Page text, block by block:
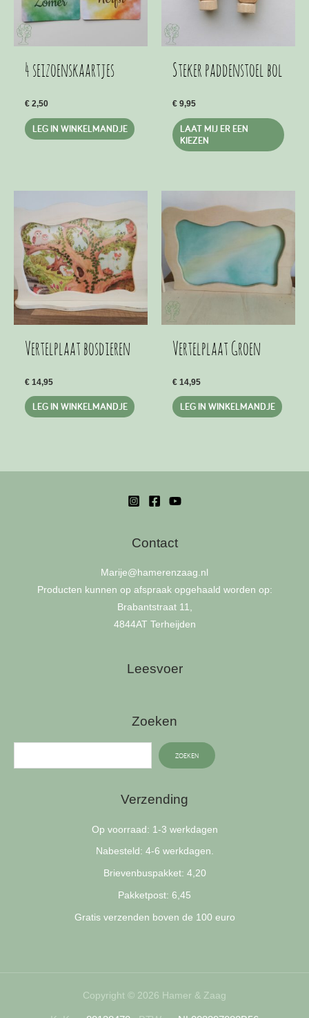
4 seizoenskaartjes
€ 2,50
LEG IN WINKELMANDJE
Steker paddenstoel bol
€ 9,95
LAAT MIJ ER EEN
KIEZEN
Deze
op
Vertelplaat bosdieren
€ 14,95
LEG IN WINKELMANDJE
Vertelplaat Groen
€ 14,95
LEG IN WINKELMANDJE
Contact
Marije@hamerenzaag.nl
Producten kunnen op afspraak opgehaald worden op:
Brabantstraat 11,
4844AT Terheijden
Leesvoer
Zoeken
ZOEKEN
Verzending
Op voorraad: 1-3 werkdagen
Nabesteld: 4-6 werkdagen.
Brievenbuspakket: 4,20
Pakketpost: 6,45
Gratis verzenden boven de 100 euro
Copyright © 2026 Hamer & Zaag